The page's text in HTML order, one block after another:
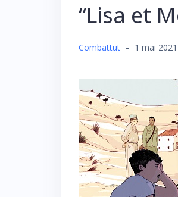
“Lisa et
Combattut – 1 mai 2021